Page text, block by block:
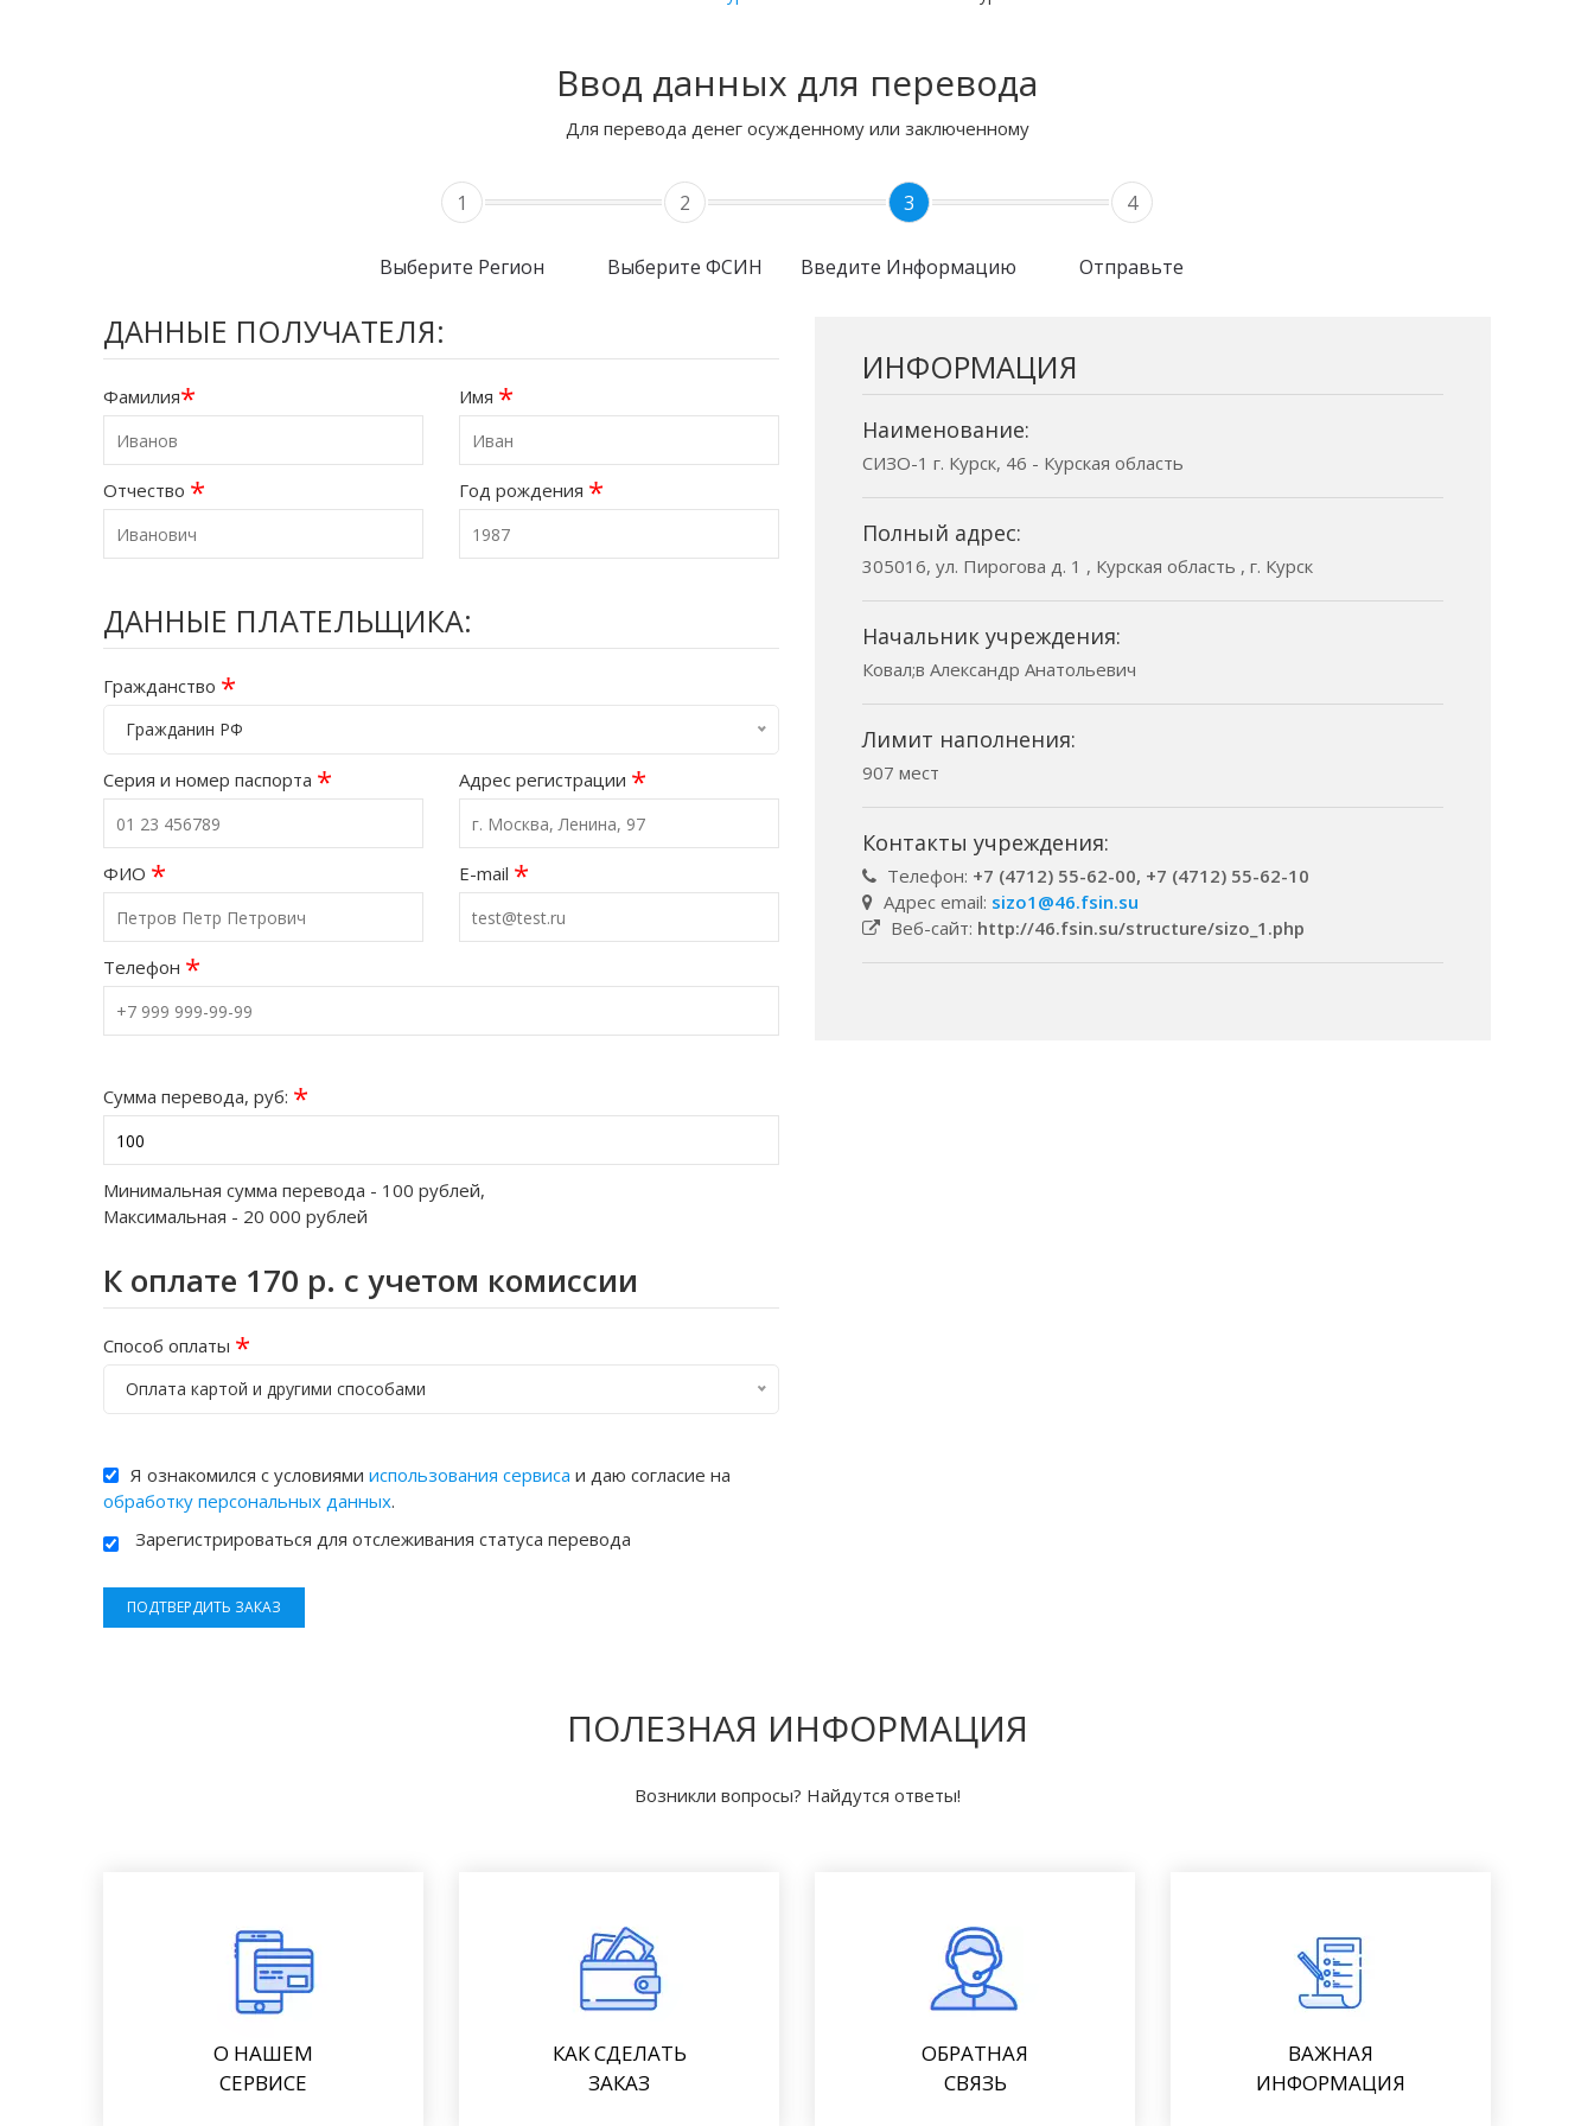
Ввод данных для перевода
Для перевода денег осужденному или заключенному
1
Выберите Регион
2
Выберите ФСИН
3
Введите Информацию
4
Отправьте
ДАННЫЕ ПОЛУЧАТЕЛЯ:
Фамилия* Имя *
Отчество * Год рождения *
ДАННЫЕ ПЛАТЕЛЬЩИКА:
Гражданство *
Гражданин РФ
Серия и номер паспорта * Адрес регистрации *
ФИО * E-mail *
Телефон *
Сумма перевода, руб: *
Минимальная сумма перевода - 100 рублей,
Максимальная - 20 000 рублей
К оплате 170 р. с учетом комиссии
Способ оплаты *
Оплата картой и другими способами
Я ознакомился с условиями использования сервиса и даю согласие на
обработку персональных данных.
Зарегистрироваться для отслеживания статуса перевода
ПОДТВЕРДИТЬ ЗАКАЗ
ИНФОРМАЦИЯ
Наименование:
СИЗО-1 г. Курск, 46 - Курская область
Полный адрес:
305016, ул. Пирогова д. 1 , Курская область , г. Курск
Начальник учреждения:
Ковал;в Александр Анатольевич
Лимит наполнения:
907 мест
Контакты учреждения:
Телефон: +7 (4712) 55-62-00, +7 (4712) 55-62-10
Адрес email: sizo1@46.fsin.su
Веб-сайт: http://46.fsin.su/structure/sizo_1.php
ПОЛЕЗНАЯ ИНФОРМАЦИЯ
Возникли вопросы? Найдутся ответы!
О НАШЕМ
СЕРВИСЕ
КАК СДЕЛАТЬ
ЗАКАЗ
ОБРАТНАЯ
СВЯЗЬ
ВАЖНАЯ
ИНФОРМАЦИЯ